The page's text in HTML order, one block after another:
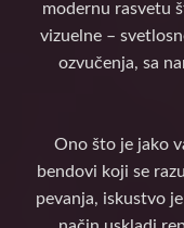
modernu rasvetu
vizuelne –
ozvučenja, sa
Ono što je jako
bendovi koji se
pevanja, iskustvo